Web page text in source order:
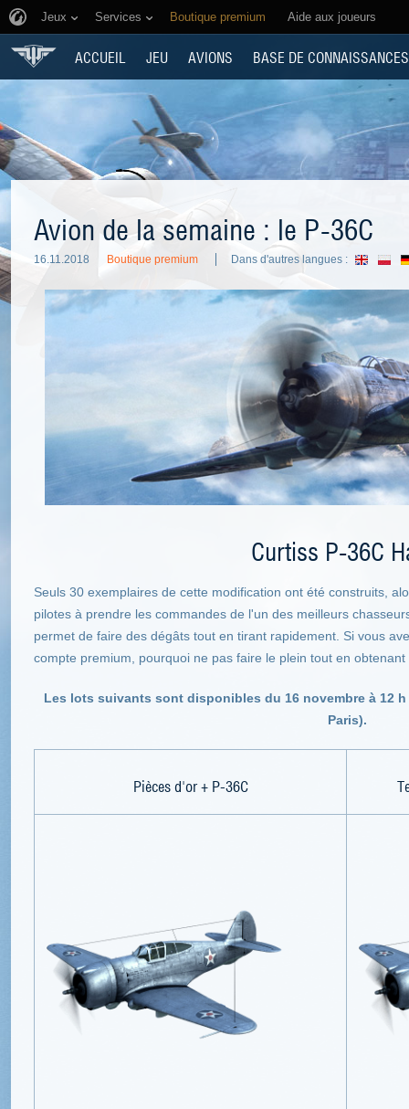
Jeux Services Boutique premium Aide aux joueurs
ACCUEIL JEU AVIONS BASE DE CONNAISSANCES
Avion de la semaine : le P-36C
16.11.2018 Boutique premium Dans d'autres langues :
Curtiss P-36C
Seuls 30 exemplaires de cette modification ont été construits,
pilotes à prendre les commandes de l'un des meilleurs
permet de faire des dégâts tout en tirant rapidement. Si vous
compte premium, pourquoi ne pas faire le plein tout en
Les lots suivants sont disponibles du 16 novembre à 12 h
Paris).
Pièces d'or + P-36C